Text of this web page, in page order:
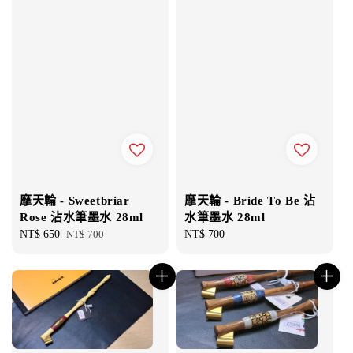
摩天輪 - Sweetbriar
Rose 沾水筆墨水 28ml
Sale
NT$ 650 Regular
NT$ 700
摩天輪 - Bride To Be 沾
水筆墨水 28ml
Regular
NT$ 700